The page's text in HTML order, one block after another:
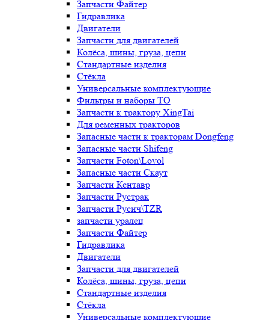
Запчасти Файтер
Гидравлика
Двигатели
Запчасти для двигателей
Колёса, шины, груза, цепи
Стандартные изделия
Стёкла
Универсальные комплектующие
Фильтры и наборы ТО
Запчасти к трактору XingTai
Для ременных тракторов
Запасные части к тракторам Dongfeng
Запасные части Shifeng
Запчасти Foton\Lovol
Запасные части Скаут
Запчасти Кентавр
Запчасти Рустрак
Запчасти Русич\TZR
запчасти уралец
Запчасти Файтер
Гидравлика
Двигатели
Запчасти для двигателей
Колёса, шины, груза, цепи
Стандартные изделия
Стёкла
Универсальные комплектующие